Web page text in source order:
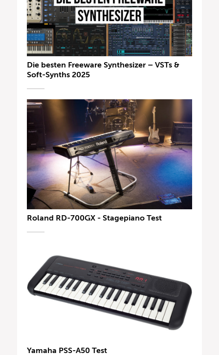
Die besten Freeware Synthesizer – VSTs &
Soft-Synths 2025
Roland RD-700GX - Stagepiano Test
Yamaha PSS-A50 Test